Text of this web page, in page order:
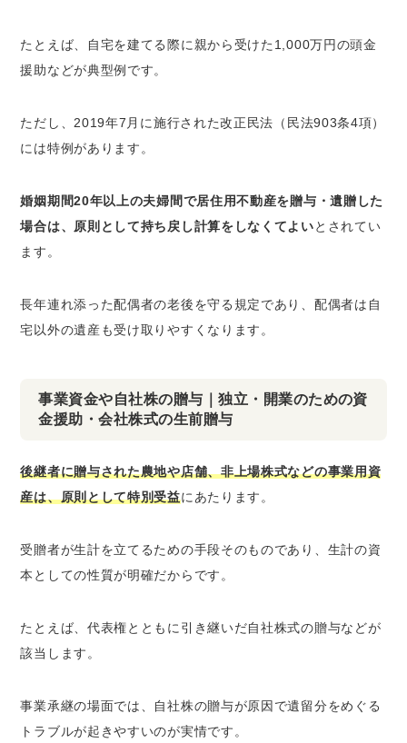
たとえば、自宅を建てる際に親から受けた1,000万円の頭金
援助などが典型例です。
ただし、2019年7月に施行された改正民法（民法903条4項）
には特例があります。
婚姻期間20年以上の夫婦間で居住用不動産を贈与・遺贈した
場合は、原則として持ち戻し計算をしなくてよいとされてい
ます。
長年連れ添った配偶者の老後を守る規定であり、配偶者は自
宅以外の遺産も受け取りやすくなります。
事業資金や自社株の贈与｜独立・開業のための資
金援助・会社株式の生前贈与
後継者に贈与された農地や店舗、非上場株式などの事業用資
産は、原則として特別受益にあたります。
受贈者が生計を立てるための手段そのものであり、生計の資
本としての性質が明確だからです。
たとえば、代表権とともに引き継いだ自社株式の贈与などが
該当します。
事業承継の場面では、自社株の贈与が原因で遺留分をめぐる
トラブルが起きやすいのが実情です。